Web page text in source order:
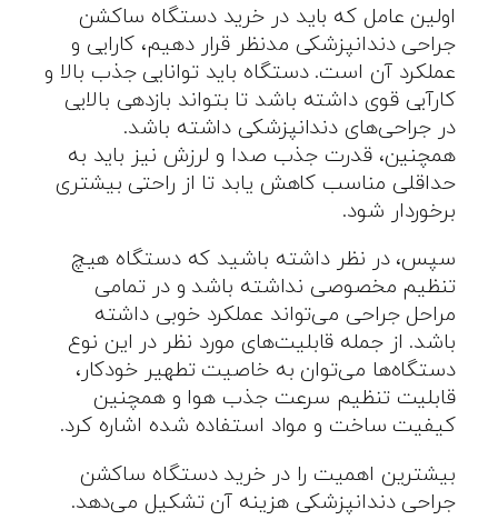
اولین عامل که باید در خرید دستگاه ساکشن
جراحی دندانپزشکی مدنظر قرار دهیم، کارایی و
عملکرد آن است. دستگاه باید توانایی جذب بالا و
کارآیی قوی داشته باشد تا بتواند بازدهی بالایی
در جراحی‌های دندانپزشکی داشته باشد.
همچنین، قدرت جذب صدا و لرزش نیز باید به
حداقلی مناسب کاهش یابد تا از راحتی بیشتری
برخوردار شود.
سپس، در نظر داشته باشید که دستگاه هیچ
تنظیم مخصوصی نداشته باشد و در تمامی
مراحل جراحی می‌تواند عملکرد خوبی داشته
باشد. از جمله قابلیت‌های مورد نظر در این نوع
دستگاه‌ها می‌توان به خاصیت تطهیر خودکار،
قابلیت تنظیم سرعت جذب هوا و همچنین
کیفیت ساخت و مواد استفاده شده اشاره کرد.
بیشترین اهمیت را در خرید دستگاه ساکشن
جراحی دندانپزشکی هزینه آن تشکیل می‌دهد.